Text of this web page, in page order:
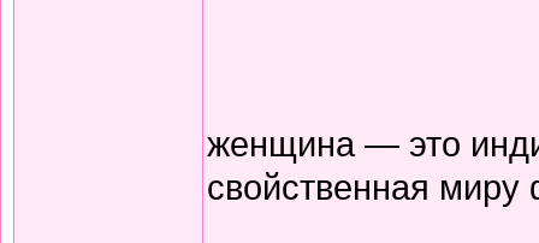
женщина — это
свойственная